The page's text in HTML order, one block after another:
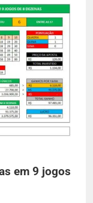
em 9 jogos